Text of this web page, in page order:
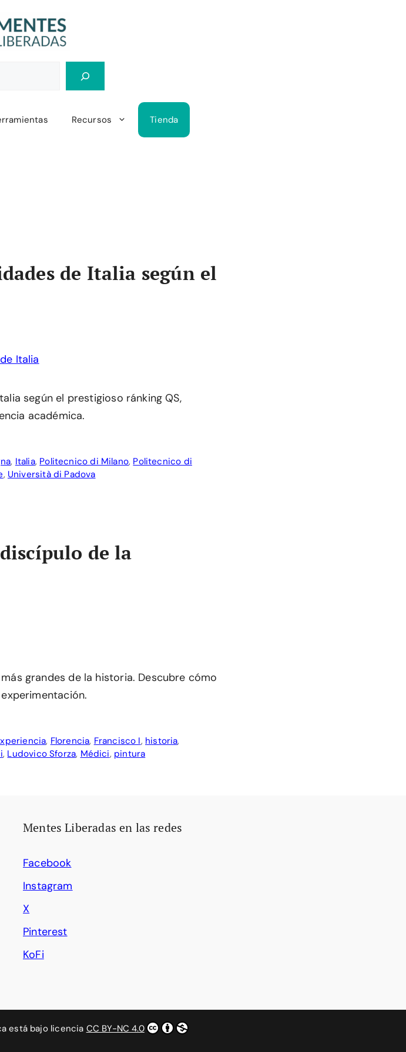
Recursos Tienda
de Italia según el
según el prestigioso ránking QS,
académica.
, Italia, Politecnico di Milano, Politecnico di
, Università di Padova
de la
grandes de la historia. Descubre cómo
, Florencia, Francisco I, historia,
, Ludovico Sforza, Médici, pintura
Mentes Liberadas en las redes
Facebook
Instagram
X
Pinterest
KoFi
está bajo licencia CC BY-NC 4.0